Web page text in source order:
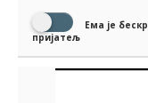
Ема је
пријатељ